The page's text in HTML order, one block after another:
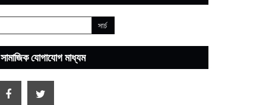
সামাজিক যোগাযোগ মাধ্যম